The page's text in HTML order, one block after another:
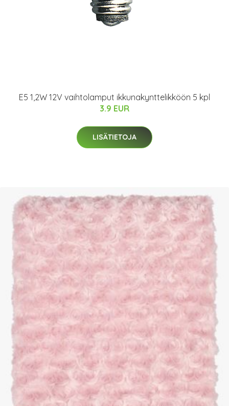
E5 1,2W 12V vaihtolamput ikkunakynttelikköön 5 kpl
3.9 EUR
LISÄTIETOJA